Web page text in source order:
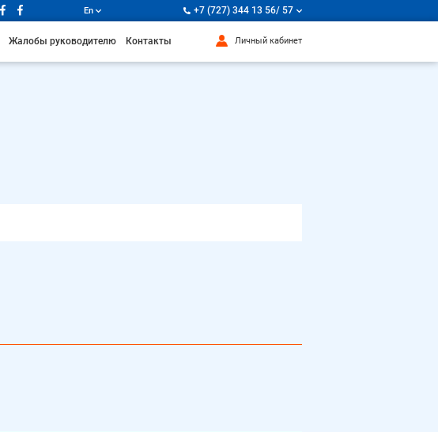
En +7 (727) 344 13 56/ 57
Жалобы руководителю Контакты Личный кабинет